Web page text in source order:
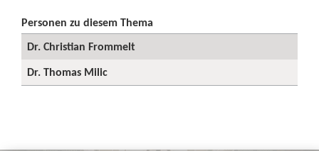
Personen zu diesem Thema
Dr. Christian Frommelt
Dr. Thomas Milic